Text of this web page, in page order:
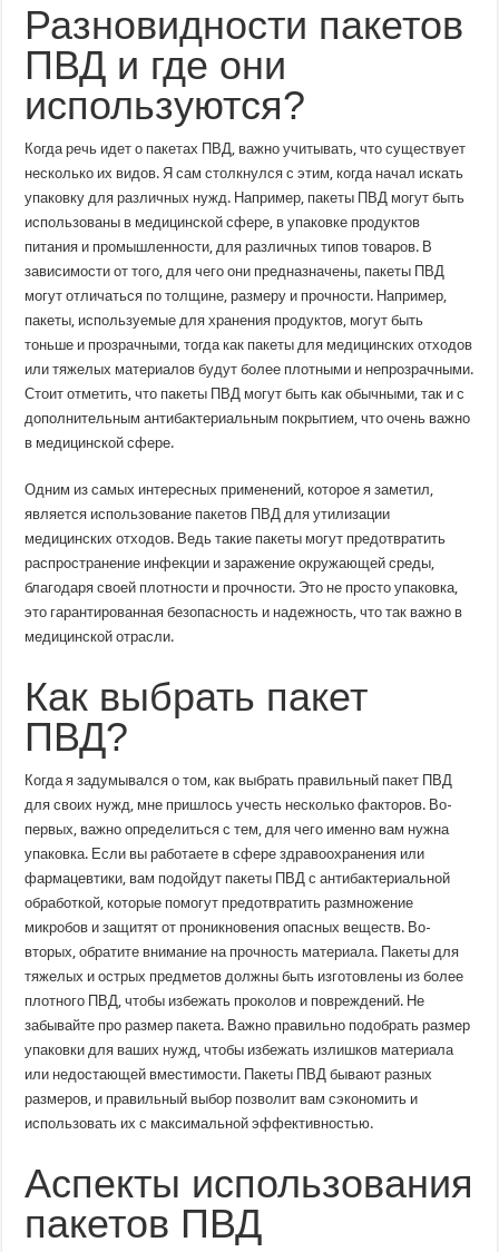
Разновидности пакетов
ПВД и где они
используются?
Когда речь идет о пакетах ПВД, важно учитывать, что существует
несколько их видов. Я сам столкнулся с этим, когда начал искать
упаковку для различных нужд. Например, пакеты ПВД могут быть
использованы в медицинской сфере, в упаковке продуктов
питания и промышленности, для различных типов товаров. В
зависимости от того, для чего они предназначены, пакеты ПВД
могут отличаться по толщине, размеру и прочности. Например,
пакеты, используемые для хранения продуктов, могут быть
тоньше и прозрачными, тогда как пакеты для медицинских отходов
или тяжелых материалов будут более плотными и непрозрачными.
Стоит отметить, что пакеты ПВД могут быть как обычными, так и с
дополнительным антибактериальным покрытием, что очень важно
в медицинской сфере.
Одним из самых интересных применений, которое я заметил,
является использование пакетов ПВД для утилизации
медицинских отходов. Ведь такие пакеты могут предотвратить
распространение инфекции и заражение окружающей среды,
благодаря своей плотности и прочности. Это не просто упаковка,
это гарантированная безопасность и надежность, что так важно в
медицинской отрасли.
Как выбрать пакет
ПВД?
Когда я задумывался о том, как выбрать правильный пакет ПВД
для своих нужд, мне пришлось учесть несколько факторов. Во-
первых, важно определиться с тем, для чего именно вам нужна
упаковка. Если вы работаете в сфере здравоохранения или
фармацевтики, вам подойдут пакеты ПВД с антибактериальной
обработкой, которые помогут предотвратить размножение
микробов и защитят от проникновения опасных веществ. Во-
вторых, обратите внимание на прочность материала. Пакеты для
тяжелых и острых предметов должны быть изготовлены из более
плотного ПВД, чтобы избежать проколов и повреждений. Не
забывайте про размер пакета. Важно правильно подобрать размер
упаковки для ваших нужд, чтобы избежать излишков материала
или недостающей вместимости. Пакеты ПВД бывают разных
размеров, и правильный выбор позволит вам сэкономить и
использовать их с максимальной эффективностью.
Аспекты использования
пакетов ПВД